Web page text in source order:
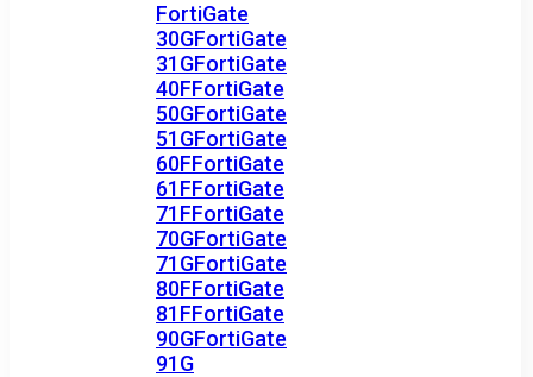
FortiGate
30GFortiGate
31GFortiGate
40FFortiGate
50GFortiGate
51GFortiGate
60FFortiGate
61FFortiGate
71FFortiGate
70GFortiGate
71GFortiGate
80FFortiGate
81FFortiGate
90GFortiGate
91G